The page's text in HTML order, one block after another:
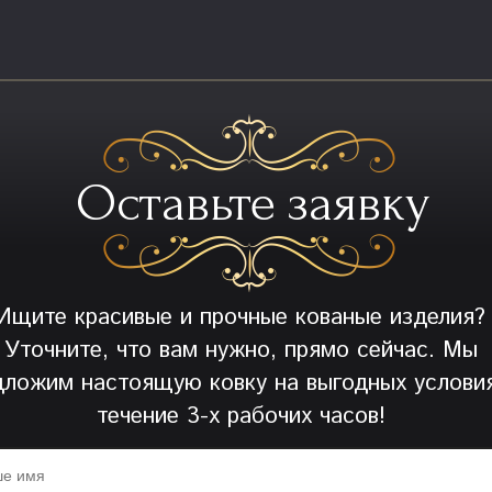
Оставьте заявку
красивые и прочные кованые изделия?
Уточните, что вам нужно, прямо сейчас. Мы
настоящую ковку на выгодных
течение 3-х рабочих часов!